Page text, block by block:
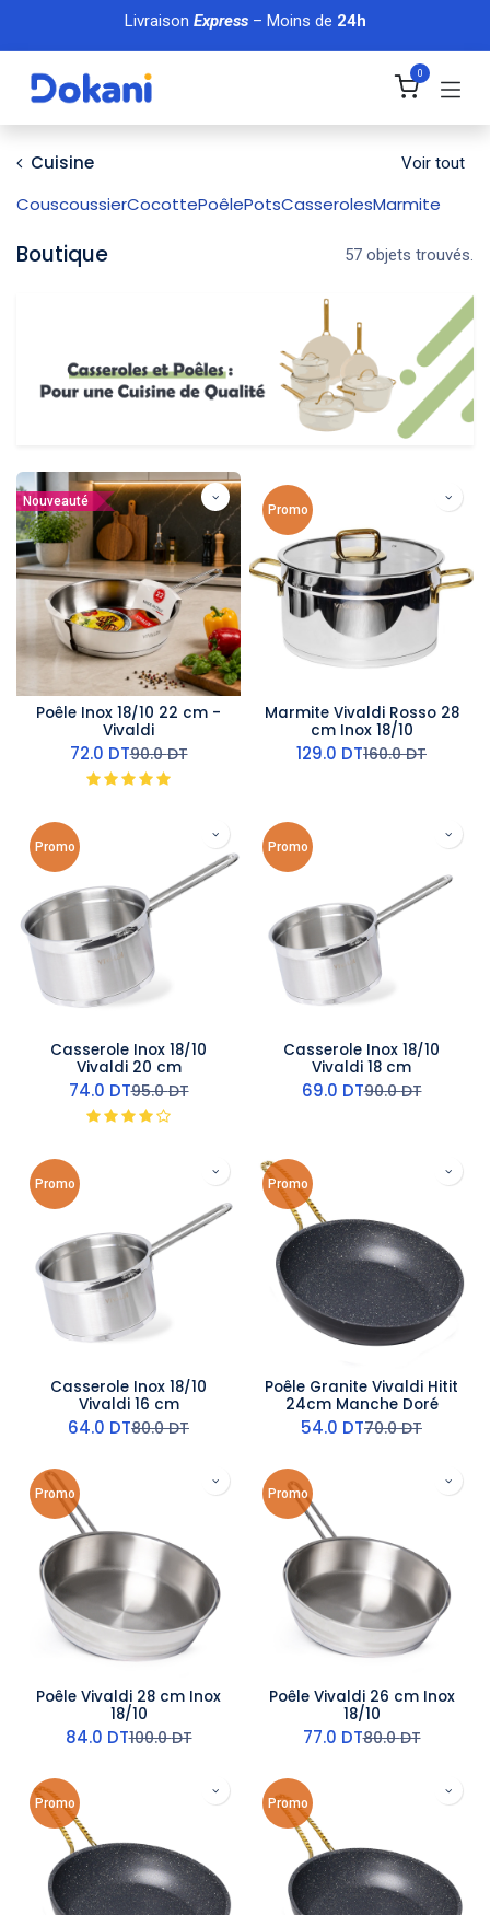
Se rendre au contenu
Livraison Express– Moins de 24h
0
Cuisine Voir tout
CouscoussierCocottePoêlePotsCasserolesMarmite
Boutique 57 objets trouvés.
Nouveauté
Poêle Inox 18/10 22 cm -
Vivaldi
72.0 DT90.0DT
Promo
Marmite Vivaldi Rosso 28
cm Inox 18/10
129.0 DT160.0DT
Promo
Casserole Inox 18/10
Vivaldi 20 cm
74.0 DT95.0DT
Promo
Casserole Inox 18/10
Vivaldi 18 cm
69.0 DT90.0DT
Promo
Casserole Inox 18/10
Vivaldi 16 cm
64.0 DT80.0DT
Promo
Poêle Granite Vivaldi Hitit
24cm Manche Doré
54.0 DT70.0DT
Promo
Poêle Vivaldi 28 cm Inox
18/10
84.0 DT100.0DT
Promo
Poêle Vivaldi 26 cm Inox
18/10
77.0 DT80.0DT
Promo Promo